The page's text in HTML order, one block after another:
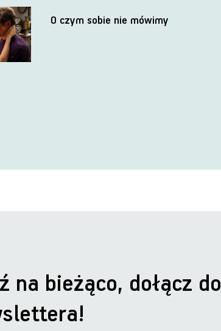
O czym sobie nie mówimy
na bieżąco, dołącz do